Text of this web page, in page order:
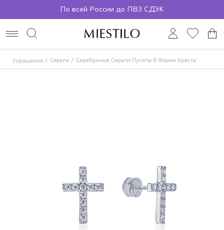
По всей России до ПВЗ СДЭК
Украшения Серьги Серебряные Серьги-Пусеты В Форме Креста